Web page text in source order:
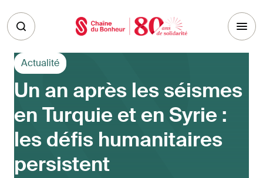
Actualité
Un an après les séismes
en Turquie et en Syrie :
les défis humanitaires
persistent